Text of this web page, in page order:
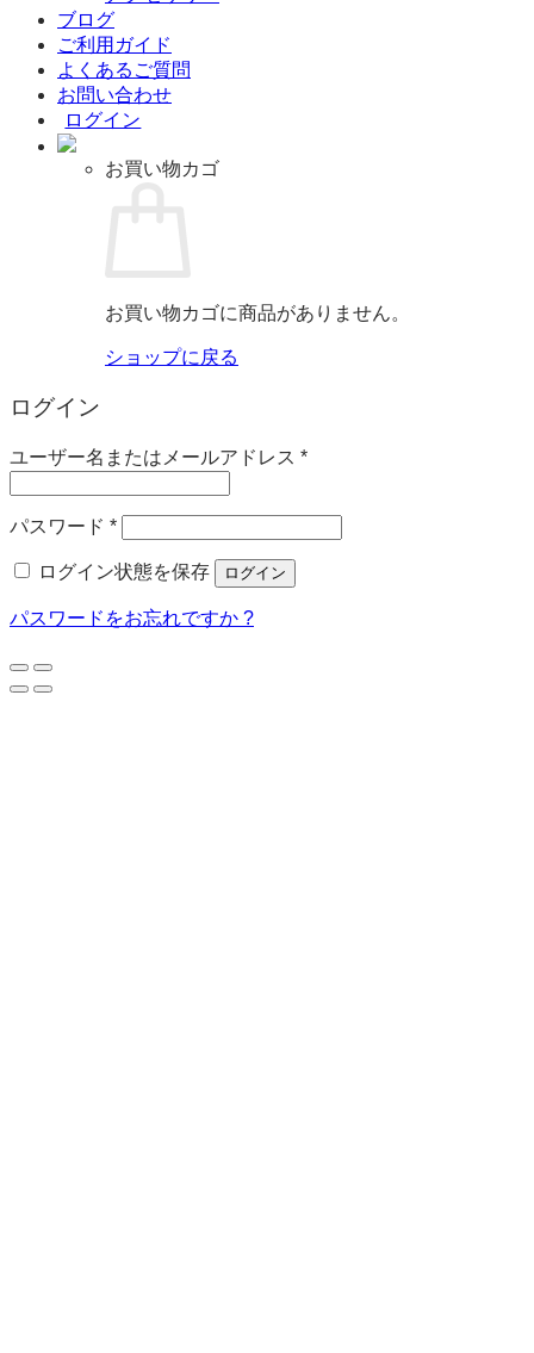
ブログ
ご利用ガイド
よくあるご質問
お問い合わせ
ログイン
お買い物カゴ
お買い物カゴに商品がありません。
ショップに戻る
ログイン
ユーザー名またはメールアドレス *必
パスワード *必
ログイン状態を保存
ログイン
パスワードをお忘れですか ?